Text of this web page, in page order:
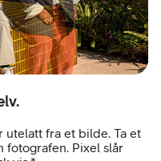
utelatt fra et bilde. Ta et
Pixel slår